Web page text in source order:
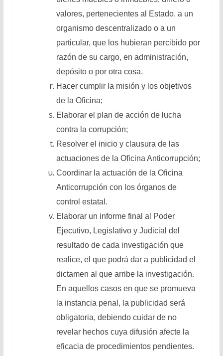
valores, pertenecientes al Estado, a un
organismo descentralizado o a un
particular, que los hubieran percibido por
razón de su cargo, en administración,
depósito o por otra cosa.
Hacer cumplir la misión y los objetivos
de la Oficina;
Elaborar el plan de acción de lucha
contra la corrupción;
Resolver el inicio y clausura de las
actuaciones de la Oficina Anticorrupción;
Coordinar la actuación de la Oficina
Anticorrupción con los órganos de
control estatal.
Elaborar un informe final al Poder
Ejecutivo, Legislativo y Judicial del
resultado de cada investigación que
realice, el que podrá dar a publicidad el
dictamen al que arribe la investigación.
En aquellos casos en que se promueva
la instancia penal, la publicidad será
obligatoria, debiendo cuidar de no
revelar hechos cuya difusión afecte la
eficacia de procedimientos pendientes.